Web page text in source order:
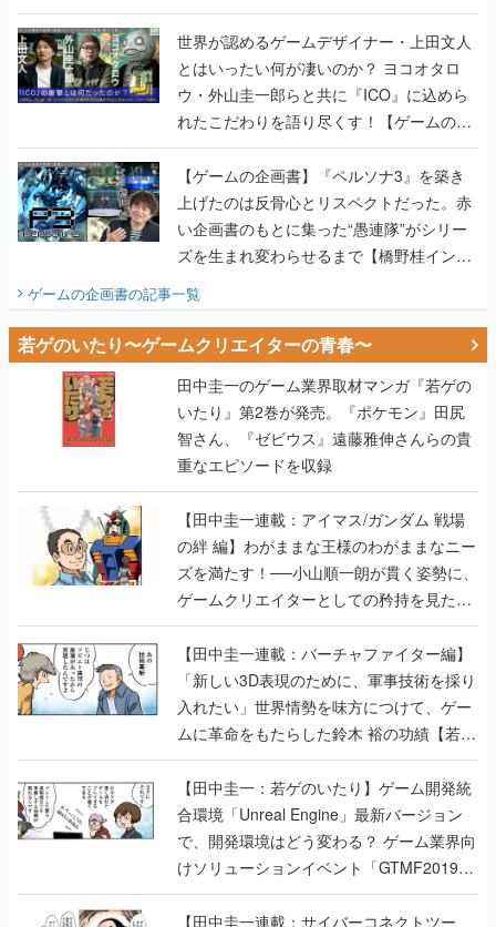
世界が認めるゲームデザイナー・上田文人
とはいったい何が凄いのか？ ヨコオタロ
ウ・外山圭一郎らと共に『ICO』に込めら
れたこだわりを語り尽くす！【ゲームの企
画書】
【ゲームの企画書】『ペルソナ3』を築き
上げたのは反骨心とリスペクトだった。赤
い企画書のもとに集った“愚連隊”がシリー
ズを生まれ変わらせるまで【橋野桂インタ
ビュー】
ゲームの企画書の記事一覧
若ゲのいたり〜ゲームクリエイターの青春〜
田中圭一のゲーム業界取材マンガ『若ゲの
いたり』第2巻が発売。『ポケモン』田尻
智さん、『ゼビウス』遠藤雅伸さんらの貴
重なエピソードを収録
【田中圭一連載：アイマス/ガンダム 戦場
の絆 編】わがままな王様のわがままなニー
ズを満たす！──小山順一朗が貫く姿勢に、
ゲームクリエイターとしての矜持を見た
【若ゲのいたり最終回】
【田中圭一連載：バーチャファイター編】
「新しい3D表現のために、軍事技術を採り
入れたい」世界情勢を味方につけて、ゲー
ムに革命をもたらした鈴木 裕の功績【若ゲ
のいたり】
【田中圭一：若ゲのいたり】ゲーム開発統
合環境「Unreal Engine」最新バージョン
で、開発環境はどう変わる？ ゲーム業界向
けソリューションイベント「GTMF2019」
に行って、より理解を深めよう【PR】
【田中圭一連載：サイバーコネクトツー